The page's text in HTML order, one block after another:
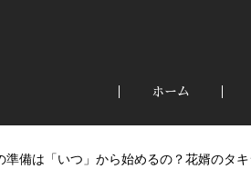
ホーム
準備は「いつ」から始めるの？花婿のタ